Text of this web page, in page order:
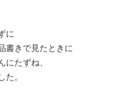
に
書きで見たときに
にたずね、
た。